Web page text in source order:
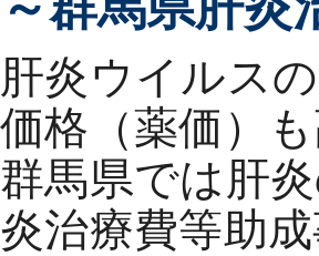
肝炎ウイルス
価格（薬価）
群馬県では肝
炎治療費等助